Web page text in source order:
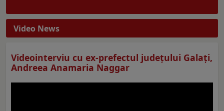
Video News
Videointerviu cu ex-prefectul judeţului Galaţi,
Andreea Anamaria Naggar